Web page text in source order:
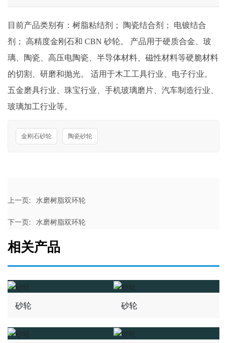
目前产品类别有：树脂粘结剂； 陶瓷结合剂； 电镀结合
剂； 高精度金刚石和 CBN 砂轮。 产品用于硬质合金、玻
璃、陶瓷、高压电陶瓷、半导体材料、磁性材料等硬脆材料
的切割、研磨和抛光。 适用于木工工具行业、电子行业。
五金磨具行业、珠宝行业、手机玻璃磨片、汽车制造行业、
玻璃加工行业等。
金刚石砂轮 陶瓷砂轮
上一页: 水磨树脂双环轮
下一页: 水磨树脂双环轮
相关产品
砂轮 砂轮